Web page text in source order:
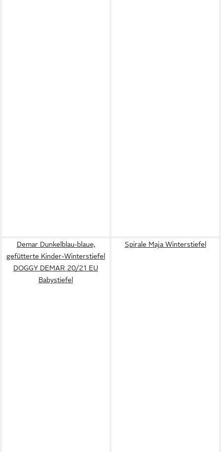
Demar Dunkelblau-blaue,
gefütterte Kinder-Winterstiefel
DOGGY DEMAR 20/21 EU
Babystiefel
Spirale Maja Winterstiefel